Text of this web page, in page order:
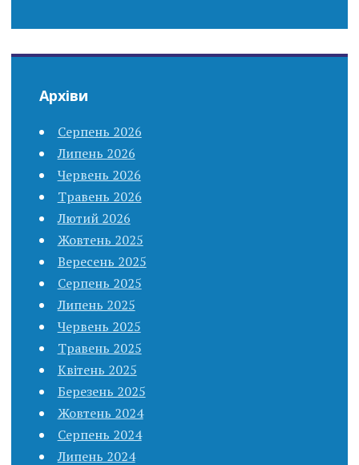
Архіви
Серпень 2026
Липень 2026
Червень 2026
Травень 2026
Лютий 2026
Жовтень 2025
Вересень 2025
Серпень 2025
Липень 2025
Червень 2025
Травень 2025
Квітень 2025
Березень 2025
Жовтень 2024
Серпень 2024
Липень 2024